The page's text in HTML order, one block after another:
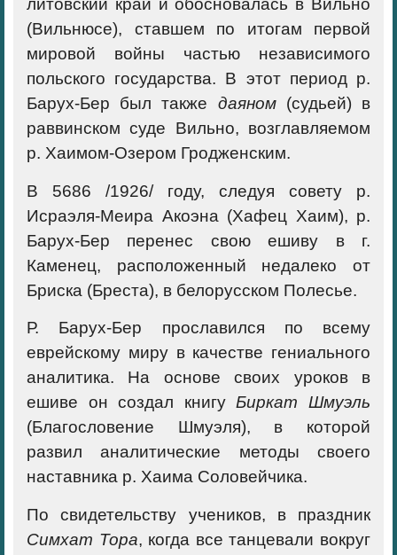
литовский край и обосновалась в Вильно
(Вильнюсе), ставшем по итогам первой
мировой войны частью независимого
польского государства. В этот период р.
Барух-Бер был также даяном(судьей) в
раввинском суде Вильно, возглавляемом
р. Хаимом-Озером Гродженским.
В 5686 /1926/ году, следуя совету р.
Исраэля-Меира Акоэна (Хафец Хаим), р.
Барух-Бер перенес свою ешиву в г.
Каменец, расположенный недалеко от
Бриска (Бреста), в белорусском Полесье.
Р. Барух-Бер прославился по всему
еврейскому миру в качестве гениального
аналитика. На основе своих уроков в
ешиве он создал книгуБиркат Шмуэль
(Благословение Шмуэля), в которой
развил аналитические методы своего
наставника р. Хаима Соловейчика.
По свидетельству учеников, в праздник
Симхат Тора, когда все танцевали вокруг